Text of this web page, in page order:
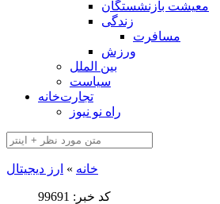
معیشت بازنشستگان
زندگی
مسافرت
ورزش
بین الملل
سیاست
تجارت‌خانه
راه نو نیوز
خانه » ارز دیجیتال
کد خبر: 99691